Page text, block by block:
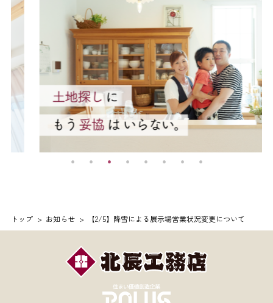
トップ お知らせ 【2/5】降雪による展示場営業状況変更について